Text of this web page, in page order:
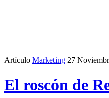
Artículo Marketing 27
El roscón de